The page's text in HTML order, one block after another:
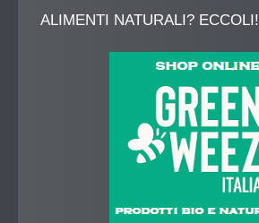
ALIMENTI NATURALI? ECCOLI!